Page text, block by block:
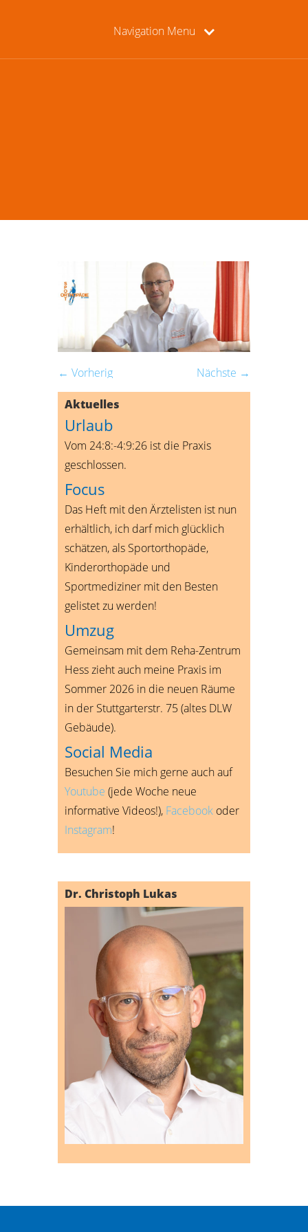
Navigation Menu
← Vorherig Nächste →
Aktuelles
Urlaub
Vom 24:8:-4:9:26 ist die Praxis
geschlossen.
Focus
Das Heft mit den Ärztelisten ist nun
erhältlich, ich darf mich glücklich
schätzen, als Sportorthopäde,
Kinderorthopäde und
Sportmediziner mit den Besten
gelistet zu werden!
Umzug
Gemeinsam mit dem Reha-Zentrum
Hess zieht auch meine Praxis im
Sommer 2026 in die neuen Räume
in der Stuttgarterstr. 75 (altes DLW
Gebäude).
Social Media
Besuchen Sie mich gerne auch auf
Youtube (jede Woche neue
informative Videos!), Facebook oder
Instagram!
Dr. Christoph Lukas